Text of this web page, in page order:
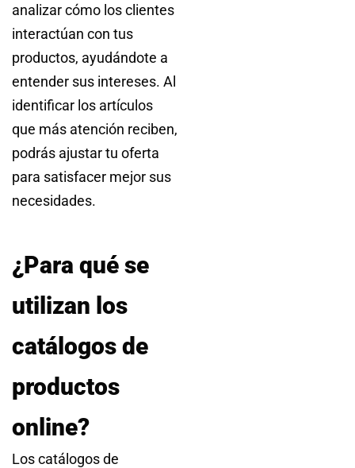
analizar cómo los clientes
interactúan con tus
productos, ayudándote a
entender sus intereses. Al
identificar los artículos
que más atención reciben,
podrás ajustar tu oferta
para satisfacer mejor sus
necesidades.
¿Para qué se
utilizan los
catálogos de
productos
online?
Los catálogos de